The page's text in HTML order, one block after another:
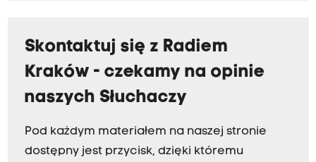
Skontaktuj się z Radiem
Kraków - czekamy na opinie
naszych Słuchaczy
Pod każdym materiałem na naszej stronie
dostępny jest przycisk, dzięki któremu